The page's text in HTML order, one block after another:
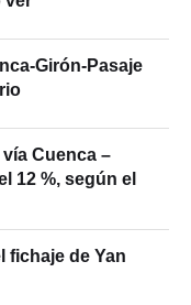
Girón-Pasaje
Cuenca –
12 %, según el
fichaje de Yan